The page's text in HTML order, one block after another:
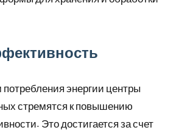
энергии центры
стремятся к повышению
Это достигается за счет